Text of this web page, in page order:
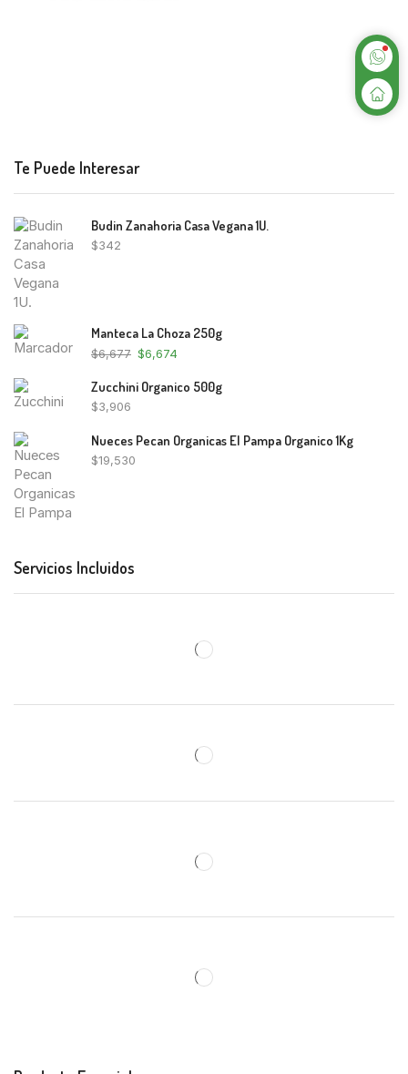
Te Puede Interesar
Budin Zanahoria Casa Vegana 1U.
$342
Manteca La Choza 250g
$6,677 $6,674
Zucchini Organico 500g
$3,906
Nueces Pecan Organicas El Pampa Organico 1Kg
$19,530
Servicios Incluidos